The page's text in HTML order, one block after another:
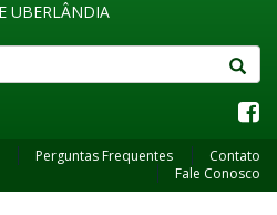
UBERLÂNDIA
Perguntas Frequentes
Contato
Fale Conosco